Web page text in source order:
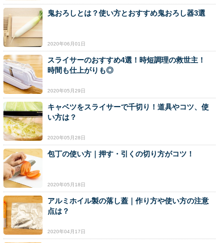
鬼おろしとは？使い方とおすすめ鬼おろし器3選
2020年06月01日
スライサーのおすすめ4選！時短調理の救世主！
時間も仕上がりも◎
2020年05月29日
キャベツをスライサーで千切り！道具やコツ、使
い方は？
2020年05月28日
包丁の使い方｜押す・引くの切り方がコツ！
2020年05月18日
アルミホイル製の落し蓋｜作り方や使い方の注意
点は？
2020年04月17日